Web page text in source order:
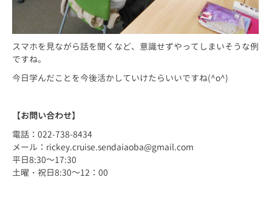
スマホを見ながら話を聞くなど、意識せずやってしまいそうな例
ですね。
今日学んだことを今後活かしていけたらいいですね(^o^)
【お問い合わせ】
電話：022-738-8434
メール：rickey.cruise.sendaiaoba@gmail.com
平日8:30～17:30
土曜・祝日8:30～12：00